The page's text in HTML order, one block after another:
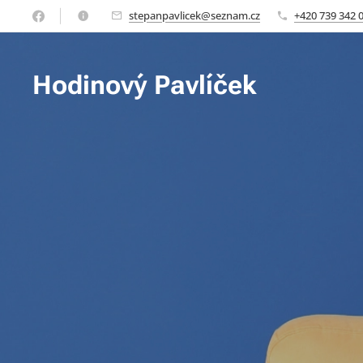
stepanpavlicek@seznam.cz +420 739 342
Hodinový Pavlíček